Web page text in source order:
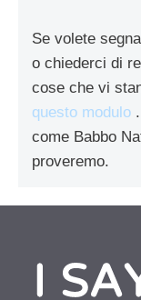
Se volete
o chiederci di
cose che vi
questo modulo
come Babbo
proveremo.